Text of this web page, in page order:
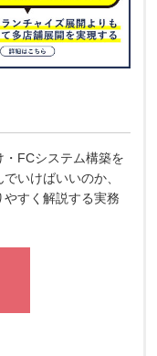
FCシステム構築を
いけばいいのか、
すく解説する実務